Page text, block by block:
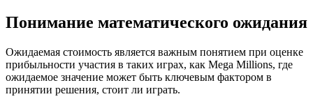
Понимание математического ожидания
Ожидаемая стоимость является важным понятием при оценке
прибыльности участия в таких играх, как Mega Millions, где
ожидаемое значение может быть ключевым фактором в
принятии решения, стоит ли играть.